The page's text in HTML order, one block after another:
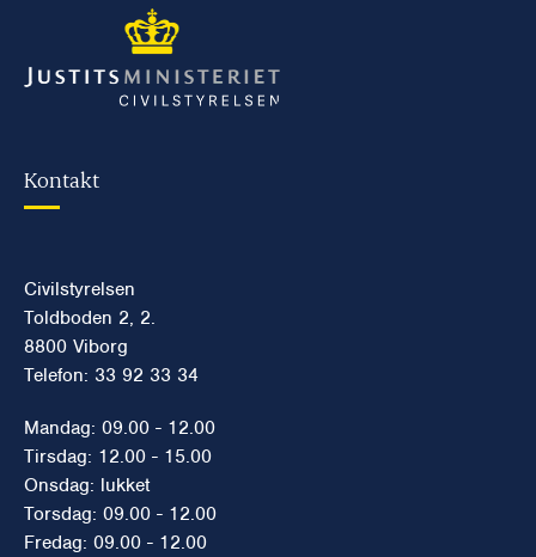
Kontakt
Civilstyrelsen
Toldboden 2, 2.
8800 Viborg
Telefon: 33 92 33 34
Mandag: 09.00 - 12.00
Tirsdag: 12.00 - 15.00
Onsdag: lukket
Torsdag: 09.00 - 12.00
Fredag: 09.00 - 12.00